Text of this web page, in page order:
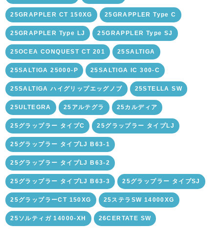
25GRAPPLER CT 150XG 25GRAPPLER Type C
25GRAPPLER Type LJ 25GRAPPLER Type SJ
25OCEA CONQUEST CT 201 25SALTIGA
25SALTIGA 25000-P 25SALTIGA IC 300-C
25SALTIGA ハイグリップエッグノブ 25STELLA SW
25ULTEGRA 25アルテグラ 25カルディア
25グラップラー タイプC 25グラップラー タイプLJ
25グラップラー タイプLJ B63-1
25グラップラー タイプLJ B63-2
25グラップラー タイプLJ B63-3 25グラップラー タイプSJ
25グラップラーCT 150XG 25ステラSW 14000XG
25ソルティガ 14000-XH 26CERTATE SW